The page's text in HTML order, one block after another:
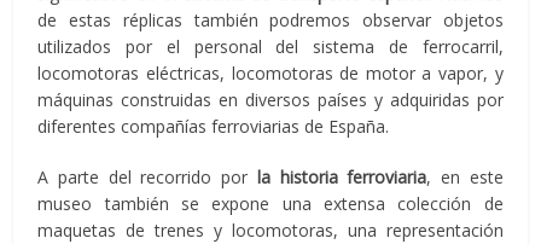
de estas réplicas también podremos observar objetos
utilizados por el personal del sistema de ferrocarril,
locomotoras eléctricas, locomotoras de motor a vapor, y
máquinas construidas en diversos países y adquiridas por
diferentes compañías ferroviarias de España.
A parte del recorrido por la historia ferroviaria, en este
museo también se expone una extensa colección de
maquetas de trenes y locomotoras, una representación